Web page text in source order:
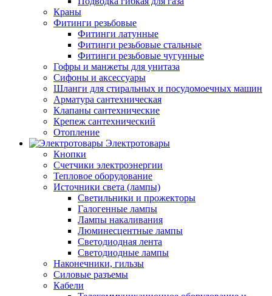
Краны
Фитинги резьбовые
Фитинги латунные
Фитинги резьбовые стальные
Фитинги резьбовые чугунные
Гофры и манжеты для унитаза
Сифоны и аксессуары
Шланги для стиральных и посудомоечных машин
Арматура сантехническая
Клапаны сантехнические
Крепеж сантехнический
Отопление
Электротовары
Кнопки
Счетчики электроэнергии
Тепловое оборудование
Источники света (лампы)
Светильники и прожекторы
Галогенные лампы
Лампы накаливания
Люминесцентные лампы
Светодиодная лента
Светодиодные лампы
Наконечники, гильзы
Силовые разъемы
Кабели